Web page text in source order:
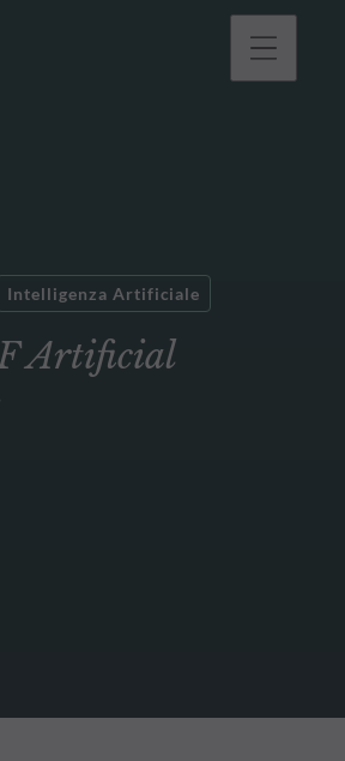
Artificial
Intelligenza Artificiale